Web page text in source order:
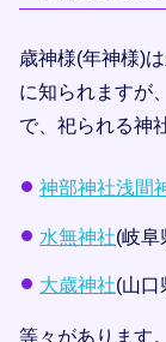
歳神様(年神様)
に知られますが
で、祀られる神
神部神社浅間
水無神社(岐阜
大歳神社(山口
等々があります。